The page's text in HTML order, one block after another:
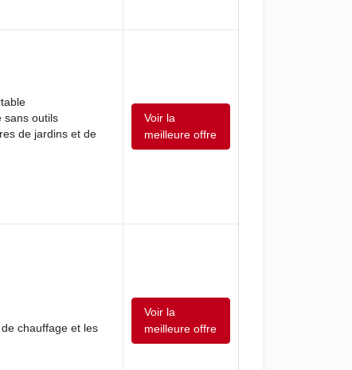
sans outils
de jardins et de
Voir la
meilleure offre
chauffage et les
Voir la
meilleure offre